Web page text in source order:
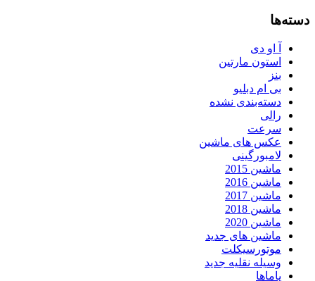
دسته‌ها
آ او دی
استون مارتین
بنز
بی ام دبلیو
دسته‌بندی نشده
رالی
سرعت
عکس های ماشین
لامبورگینی
ماشین 2015
ماشین 2016
ماشین 2017
ماشین 2018
ماشین 2020
ماشین های جدید
موتورسیکلت
وسیله نقلیه جدید
یاماها